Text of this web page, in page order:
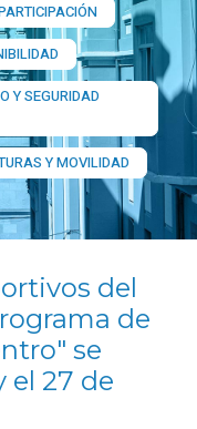
Y SEGURIDAD
Y MOVILIDAD
del
de
se
el 27 de